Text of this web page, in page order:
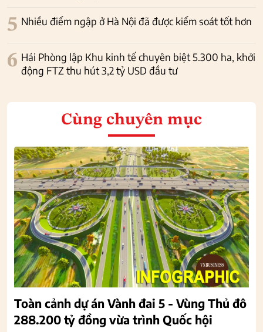
5 Nhiều điểm ngập ở Hà Nội đã được kiểm soát tốt hơn
6 Hải Phòng lập Khu kinh tế chuyên biệt 5.300 ha, khởi
động FTZ thu hút 3,2 tỷ USD đầu tư
Cùng chuyên mục
Toàn cảnh dự án Vành đai 5 - Vùng Thủ đô
288.200 tỷ đồng vừa trình Quốc hội